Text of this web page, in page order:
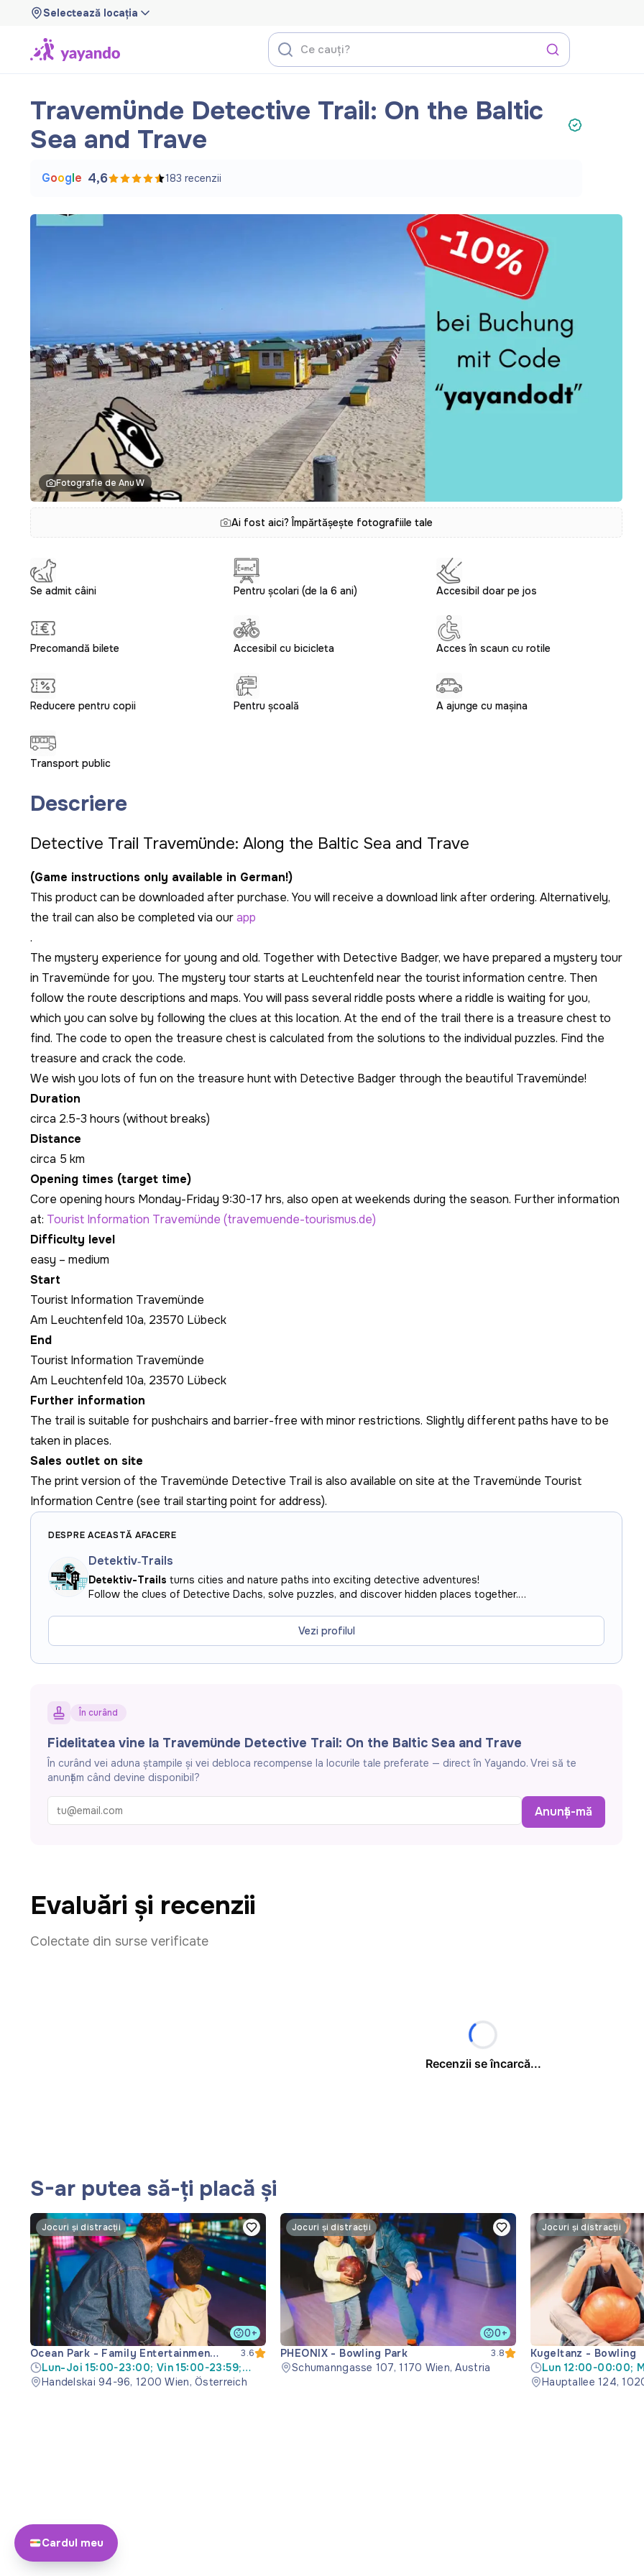
Selectează locația
Travemünde Detective Trail: On the Baltic
Sea and Trave
Google 4,6 183 recenzii
Fotografie de Anu W
Ai fost aici? Împărtășește fotografiile tale
Se admit câini Pentru școlari (de la 6 ani) Accesibil doar pe jos
Precomandă bilete Accesibil cu bicicleta Acces în scaun cu rotile
Reducere pentru copii Pentru școală A ajunge cu mașina
Transport public
Descriere
Detective Trail Travemünde: Along the Baltic Sea and Trave
(Game instructions only available in German!)
This product can be downloaded after purchase. You will receive a download link after ordering. Alternatively,
the trail can also be completed via ourapp
.
The mystery experience for young and old. Together with Detective Badger, we have prepared a mystery tour
in Travemünde for you. The mystery tour starts at Leuchtenfeld near the tourist information centre. Then
follow the route descriptions and maps. You will pass several riddle posts where a riddle is waiting for you,
which you can solve by following the clues at this location. At the end of the trail there is a treasure chest to
find. The code to open the treasure chest is calculated from the solutions to the individual puzzles. Find the
treasure and crack the code.
We wish you lots of fun on the treasure hunt with Detective Badger through the beautiful Travemünde!
Duration
circa 2.5-3 hours (without breaks)
Distance
circa 5 km
Opening times (target time)
Core opening hours Monday-Friday 9:30-17 hrs, also open at weekends during the season. Further information
at: Tourist Information Travemünde (travemuende-tourismus.de)
Difficulty level
easy – medium
Start
Tourist Information Travemünde
Am Leuchtenfeld 10a, 23570 Lübeck
End
Tourist Information Travemünde
Am Leuchtenfeld 10a, 23570 Lübeck
Further information
The trail is suitable for pushchairs and barrier-free with minor restrictions. Slightly different paths have to be
taken in places.
Sales outlet on site
The print version of the Travemünde Detective Trail is also available on site at the Travemünde Tourist
Information Centre (see trail starting point for address).
DESPRE ACEASTĂ AFACERE
Detektiv‑Trails
Detektiv-Trails turns cities and nature paths into exciting detective adventures!
Follow the clues of Detective Dachs, solve puzzles, and discover hidden places together.
Explore, play, and learn like real detectives!
Vezi profilul
În curând
Fidelitatea vine la Travemünde Detective Trail: On the Baltic Sea and Trave
În curând vei aduna ștampile și vei debloca recompense la locurile tale preferate — direct în Yayando. Vrei să te
anunțăm când devine disponibil?
Anunță-mă
Evaluări și recenzii
Colectate din surse verificate
Recenzii se încarcă...
S-ar putea să-ți placă și
Jocuri și distracții
0+
Ocean Park - Family Entertainment
Center
3.6
Lun-Joi 15:00-23:00; Vin 15:00-23:59;
Sâm 00:00-01:00; Dum 10:00-22:00
Handelskai 94-96, 1200 Wien, Österreich
Jocuri și distracții
0+
PHEONIX - Bowling Park
3.8
Schumanngasse 107, 1170 Wien, Austria
Jocuri și distracții
Kugeltanz - Bowling
Lun 12:00-00:00;
16:00-23:00; Joi
Hauptallee 124,
Cardul meu